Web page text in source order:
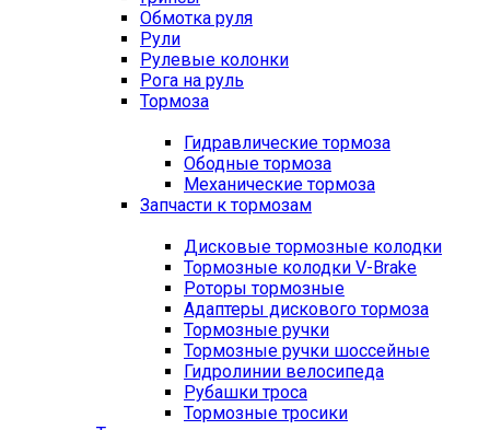
Обмотка руля
Рули
Рулевые колонки
Рога на руль
Тормоза
Гидравлические тормоза
Ободные тормоза
Механические тормоза
Запчасти к тормозам
Дисковые тормозные колодки
Тормозные колодки V-Brake
Роторы тормозные
Адаптеры дискового тормоза
Тормозные ручки
Тормозные ручки шоссейные
Гидролинии велосипеда
Рубашки троса
Тормозные тросики